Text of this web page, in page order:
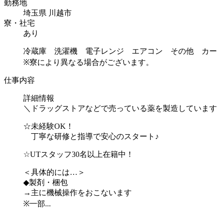
勤務地
埼玉県 川越市
寮・社宅
あり
冷蔵庫 洗濯機 電子レンジ エアコン その他 カー
※寮により異なる場合がございます。
仕事内容
詳細情報
＼ドラッグストアなどで売っている薬を製造していま
☆未経験OK！
丁寧な研修と指導で安心のスタート♪
☆UTスタッフ30名以上在籍中！
＜具体的には…＞
◆製剤・梱包
→主に機械操作をおこないます
※一部...